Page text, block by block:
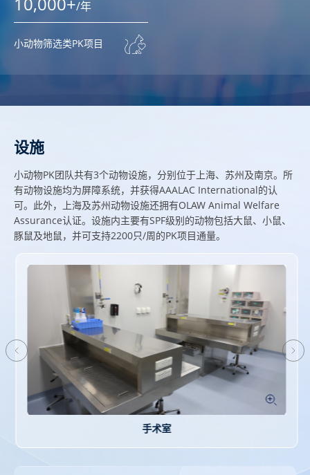
/年
小动物筛选类PK项目
设施
小动物PK团队共有3个动物设施，分别位于上海、苏州及南京。所
有动物设施均为屏障系统，并获得AAALAC International的认
可。此外，上海及苏州动物设施还拥有OLAW Animal Welfare
Assurance认证。设施内主要有SPF级别的动物包括大鼠、小鼠、
豚鼠及地鼠，并可支持2200只/周的PK项目通量。
手术室